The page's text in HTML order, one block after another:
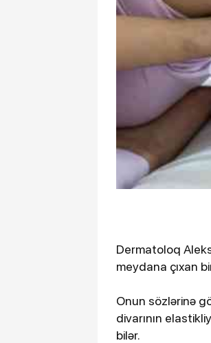
Dermatoloq
meydana çıxan
Onun sözlərinə
divarının
bilər.